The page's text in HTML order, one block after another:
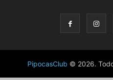
PipocasClub © 2026.